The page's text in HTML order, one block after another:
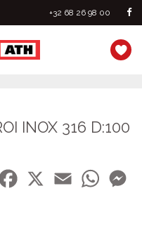
+32 68 26 98 00
INOX 316 D:100
Facebook
Email